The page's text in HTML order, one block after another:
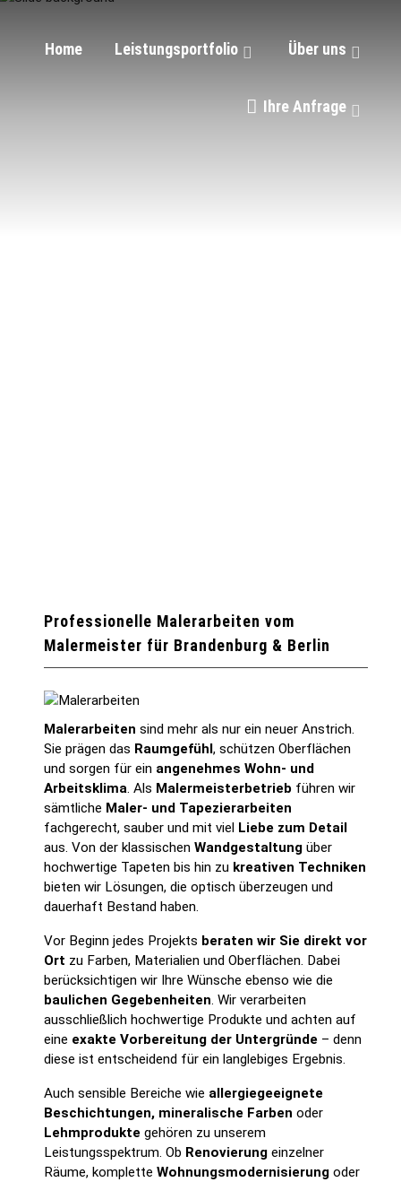
Home Leistungsportfolio Über uns
Ihre Anfrage
Professionelle Malerarbeiten vom
Malermeister für Brandenburg & Berlin
Malerarbeiten sind mehr als nur ein neuer Anstrich.
Sie prägen das Raumgefühl, schützen Oberflächen
und sorgen für ein angenehmes Wohn- und
Arbeitsklima. Als Malermeisterbetrieb führen wir
sämtliche Maler- und Tapezierarbeiten
fachgerecht, sauber und mit viel Liebe zum Detail
aus. Von der klassischen Wandgestaltung über
hochwertige Tapeten bis hin zu kreativen Techniken
bieten wir Lösungen, die optisch überzeugen und
dauerhaft Bestand haben.
Vor Beginn jedes Projekts beraten wir Sie direkt vor
Ort zu Farben, Materialien und Oberflächen. Dabei
berücksichtigen wir Ihre Wünsche ebenso wie die
baulichen Gegebenheiten. Wir verarbeiten
ausschließlich hochwertige Produkte und achten auf
eine exakte Vorbereitung der Untergründe – denn
diese ist entscheidend für ein langlebiges Ergebnis.
Auch sensible Bereiche wie allergiegeeignete
Beschichtungen, mineralische Farben oder
Lehmprodukte gehören zu unserem
Leistungsspektrum. Ob Renovierung einzelner
Räume, komplette Wohnungsmodernisierung oder